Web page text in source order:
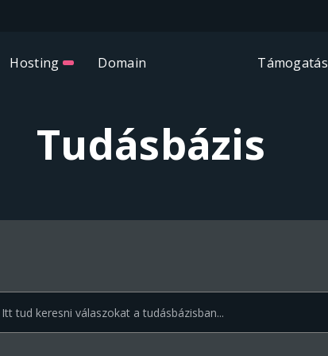
Hosting Domain Támogatás
Tudásbázis